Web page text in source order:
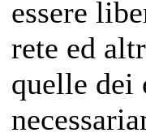
essere
rete ed
quelle dei